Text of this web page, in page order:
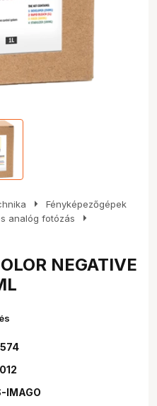
arrow_right Fényképezőgépek
analóg fotózás arrow_right
NEGATIVE
IMAGO